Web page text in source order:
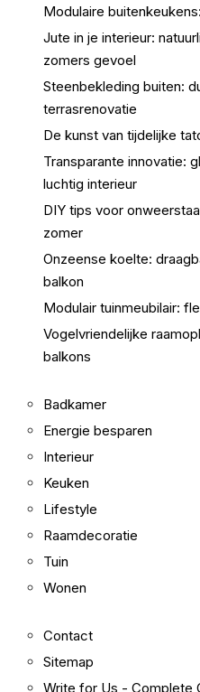
Modulaire
Jute in je interieur:
zomers gevoel
Steenbekleding buiten:
terrasrenovatie
De kunst van tijdelijke
Transparante innovatie:
luchtig interieur
DIY tips voor
zomer
Onzeense koelte:
balkon
Modulair tuinmeubilair:
Vogelvriendelijke
balkons
Badkamer
Energie besparen
Interieur
Keuken
Lifestyle
Raamdecoratie
Tuin
Wonen
Contact
Sitemap
Write for Us - Complete